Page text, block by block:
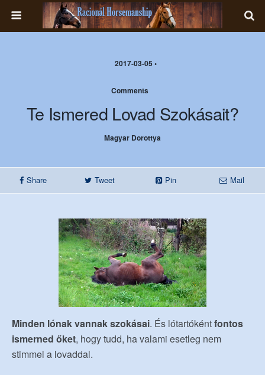
2017-03-05 •
Comments
Te Ismered Lovad Szokásait?
Magyar Dorottya
Share Tweet Pin Mail
Minden lónak vannak szokásai. És lótartókéntfontos
ismerned őket, hogy tudd, ha valami esetleg nem
stimmel a lovaddal.